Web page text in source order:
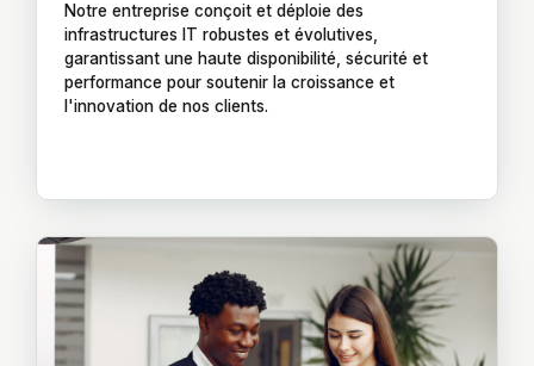
Notre entreprise conçoit et déploie des
infrastructures IT robustes et évolutives,
garantissant une haute disponibilité, sécurité et
performance pour soutenir la croissance et
l'innovation de nos clients.